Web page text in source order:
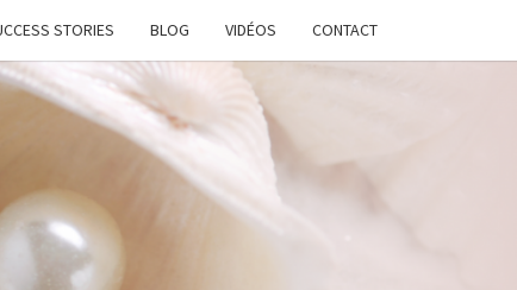
STORIES BLOG VIDÉOS CONTACT